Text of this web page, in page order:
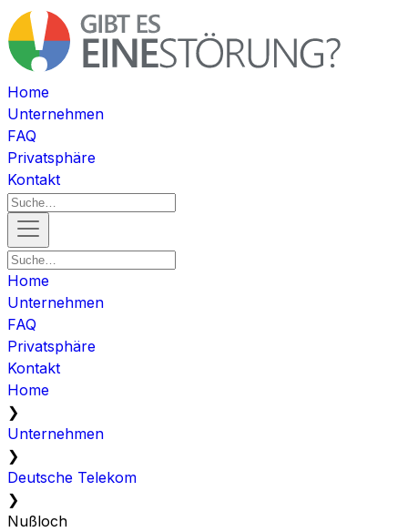
Home
Unternehmen
FAQ
Privatsphäre
Kontakt
Home
Unternehmen
FAQ
Privatsphäre
Kontakt
Home
❯
Unternehmen
❯
Deutsche Telekom
❯
Nußloch